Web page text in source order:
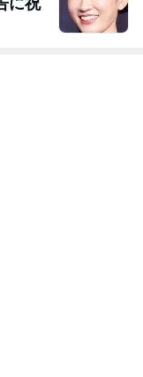
に祝